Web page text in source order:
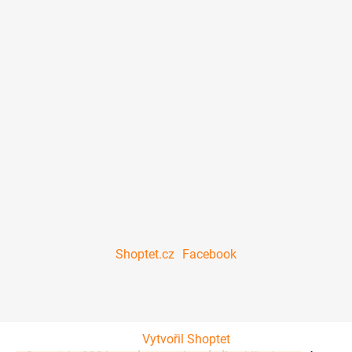
Shoptet.cz Facebook
Vytvořil Shoptet